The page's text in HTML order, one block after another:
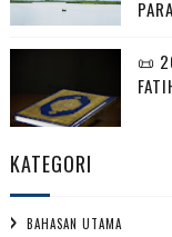
📜
KATEGORI
BAHASAN UTAMA